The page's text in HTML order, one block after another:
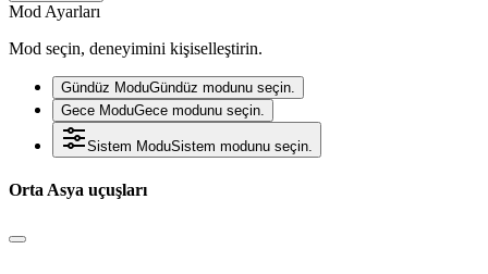
Mod Ayarları
Mod seçin, deneyimini kişiselleştirin.
Gündüz ModuGündüz modunu seçin.
Gece ModuGece modunu seçin.
Sistem ModuSistem modunu seçin.
Orta Asya uçuşları